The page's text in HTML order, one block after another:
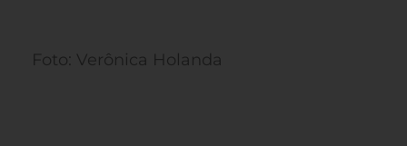
Foto: Verônica Holanda